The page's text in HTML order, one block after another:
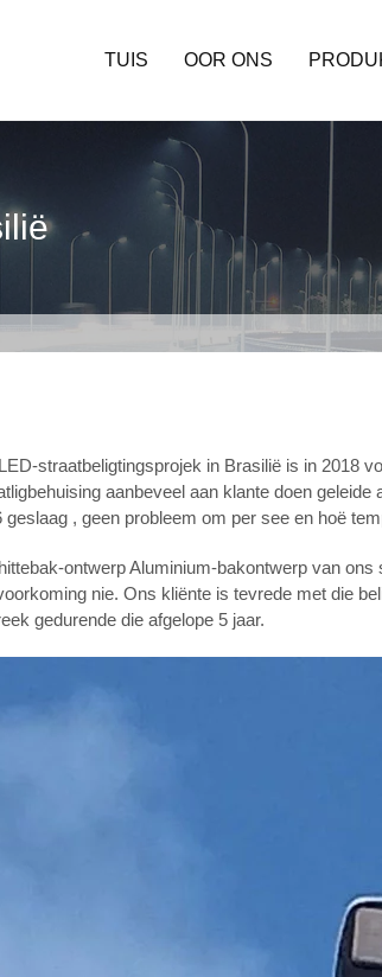
TUIS OOR ONS
straatbeligtingsprojek in Brasilië is in 2018
aanbeveel aan klante doen
geslaag , geen probleem om per see en hoë
ontwerp Aluminium-bakontwerp van
nie. Ons kliënte is tevrede met die
gedurende die afgelope 5 jaar.